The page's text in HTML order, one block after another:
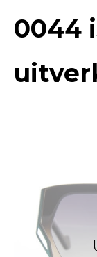
0044